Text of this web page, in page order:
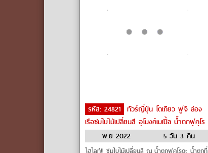
รหัส: 24821 ทัวร์ญี่ปุ่น โตเกียว ฟูจิ ล่อง
เรือชมใบไม้เปลี่ยนสี อุโมงค์เมเปิ้ล น้ำตกฟุคุโร
ดะ by Air Asia X
พ.ย 2022 5 วัน 3 คืน
ไฮไลท์!! ชมใบไม้เปลี่ยนสี ณ น้ำตกฟุคุโรดะ น้ำตกที่